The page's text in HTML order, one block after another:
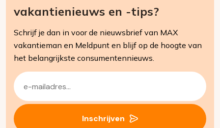
vakantienieuws en -tips?
Schrijf je dan in voor de nieuwsbrief van MAX
vakantieman en Meldpunt en blijf op de hoogte van
het belangrijkste consumentennieuws.
E-
mailadres
(Vereist)
Inschrijven